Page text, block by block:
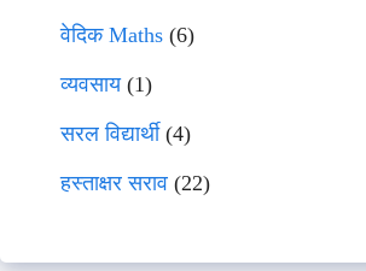
वेदिक Maths (6)
व्यवसाय(1)
सरल विद्यार्थी(4)
हस्ताक्षर सराव (22)